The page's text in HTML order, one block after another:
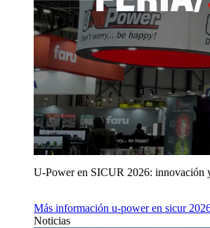
U‑Power en SICUR 2026: innovación
Más información u‑power en sicur
Noticias